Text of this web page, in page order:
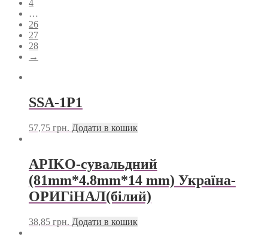
4
…
26
27
28
→
SSA-1P1
57,75 грн. Додати в кошик
APIKO-сувальдний
(81mm*4.8mm*14 mm) Україна-
ОРИГіНАЛ(білий)
38,85 грн. Додати в кошик